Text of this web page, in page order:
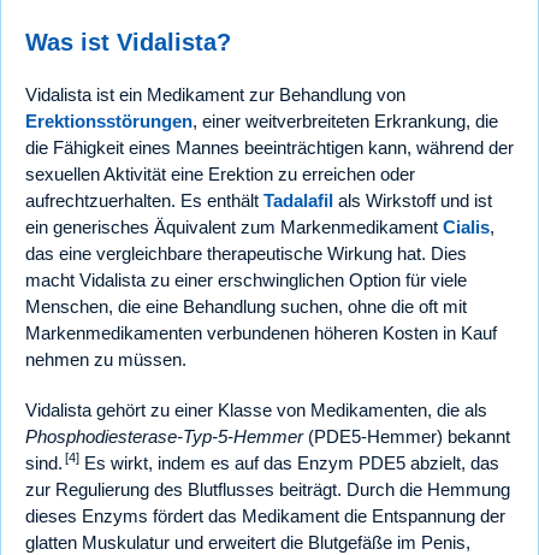
Was ist Vidalista?
Vidalista ist ein Medikament zur Behandlung von
Erektionsstörungen, einer weitverbreiteten Erkrankung, die
die Fähigkeit eines Mannes beeinträchtigen kann, während der
sexuellen Aktivität eine Erektion zu erreichen oder
aufrechtzuerhalten. Es enthält Tadalafil als Wirkstoff und ist
ein generisches Äquivalent zum Markenmedikament Cialis,
das eine vergleichbare therapeutische Wirkung hat. Dies
macht Vidalista zu einer erschwinglichen Option für viele
Menschen, die eine Behandlung suchen, ohne die oft mit
Markenmedikamenten verbundenen höheren Kosten in Kauf
nehmen zu müssen.
Vidalista gehört zu einer Klasse von Medikamenten, die als
Phosphodiesterase-Typ-5-Hemmer(PDE5-Hemmer) bekannt
sind. [4] Es wirkt, indem es auf das Enzym PDE5 abzielt, das
zur Regulierung des Blutflusses beiträgt. Durch die Hemmung
dieses Enzyms fördert das Medikament die Entspannung der
glatten Muskulatur und erweitert die Blutgefäße im Penis,